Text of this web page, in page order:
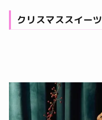
クリスマススイーツ